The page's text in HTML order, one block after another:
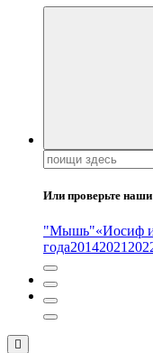
Поиск:
Или проверьте
"Мышь"«Иосиф
года20142021